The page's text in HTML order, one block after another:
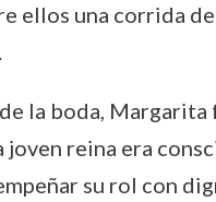
ellos una corrida
la boda,
joven reina era
su rol con